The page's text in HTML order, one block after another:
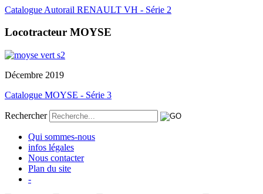
Catalogue Autorail RENAULT VH - Série 2
Locotracteur MOYSE
Décembre 2019
Catalogue MOYSE - Série 3
Rechercher
Qui sommes-nous
infos légales
Nous contacter
Plan du site
-